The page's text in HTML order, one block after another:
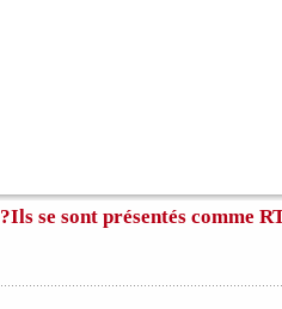
?Ils se sont présentés comme